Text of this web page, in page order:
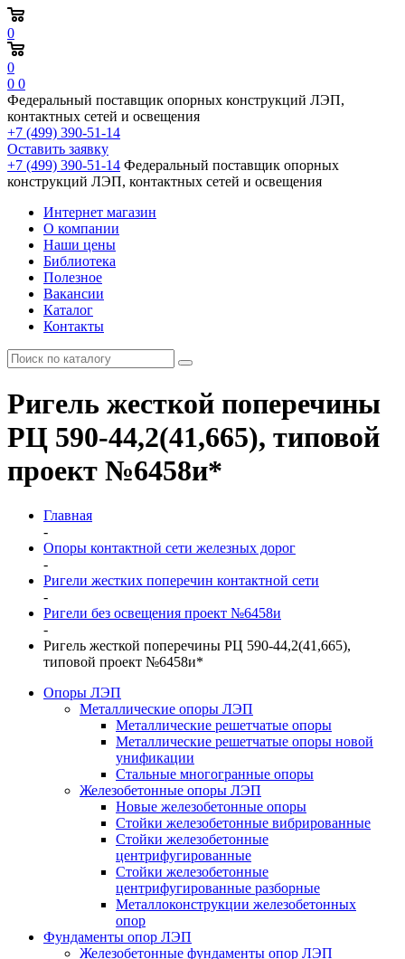
0
0
0 0
Федеральный поставщик опорных конструкций ЛЭП,
контактных сетей и освещения
+7 (499) 390-51-14
Оставить заявку
+7 (499) 390-51-14 Федеральный поставщик опорных
конструкций ЛЭП, контактных сетей и освещения
Интернет магазин
О компании
Наши цены
Библиотека
Полезное
Вакансии
Каталог
Контакты
Ригель жесткой поперечины
РЦ 590-44,2(41,665), типовой
проект №6458и*
Главная
-
Опоры контактной сети железных дорог
-
Ригели жестких поперечин контактной сети
-
Ригели без освещения проект №6458и
-
Ригель жесткой поперечины РЦ 590-44,2(41,665),
типовой проект №6458и*
Опоры ЛЭП
Металлические опоры ЛЭП
Металлические решетчатые опоры
Металлические решетчатые опоры новой
унификации
Стальные многогранные опоры
Железобетонные опоры ЛЭП
Новые железобетонные опоры
Стойки железобетонные вибрированные
Стойки железобетонные
центрифугированные
Стойки железобетонные
центрифугированные разборные
Металлоконструкции железобетонных
опор
Фундаменты опор ЛЭП
Железобетонные фундаменты опор ЛЭП